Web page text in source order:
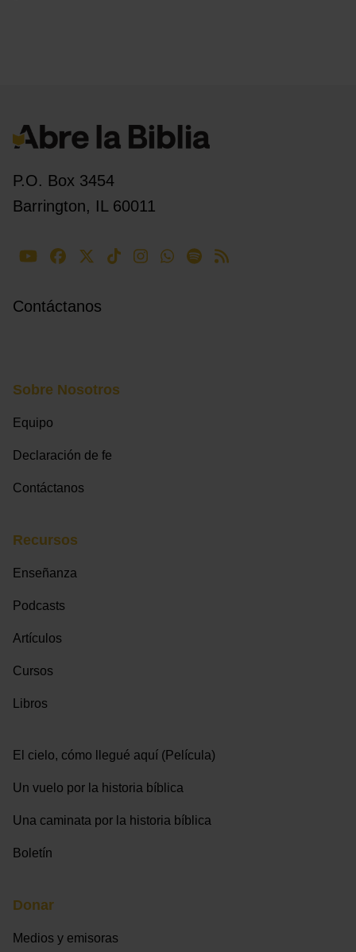
P.O. Box 3454
Barrington, IL 60011
Contáctanos
Sobre Nosotros
Equipo
Declaración de fe
Contáctanos
Recursos
Enseñanza
Podcasts
Artículos
Cursos
Libros
El cielo, cómo llegué aquí (Película)
Un vuelo por la historia bíblica
Una caminata por la historia bíblica
Boletín
Donar
Medios y emisoras